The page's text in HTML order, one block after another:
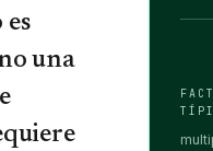
es
una